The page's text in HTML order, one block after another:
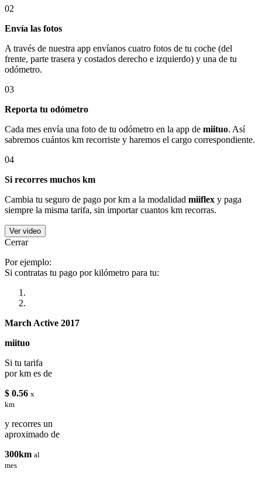
02
Envía las fotos
A través de nuestra app envíanos cuatro fotos de tu coche (del
frente, parte trasera y costados derecho e izquierdo) y una de tu
odómetro.
03
Reporta tu odómetro
Cada mes envía una foto de tu odómetro en la app de miituo. Así
sabremos cuántos km recorriste y haremos el cargo correspondiente.
04
Si recorres muchos km
Cambia tu seguro de pago por km a la modalidad miiflex y paga
siempre la misma tarifa, sin importar cuantos km recorras.
Ver video
Cerrar
Por ejemplo:
Si contratas tu pago por kilómetro para tu:
March Active 2017
miituo
Si tu tarifa
por km es de
$ 0.56 x
km
y recorres un
aproximado de
300km al
mes